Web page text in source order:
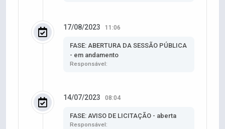
17/08/2023 11:06
FASE: ABERTURA DA SESSÃO PÚBLICA
- em andamento
Responsável:
14/07/2023 08:04
FASE: AVISO DE LICITAÇÃO - aberta
Responsável: